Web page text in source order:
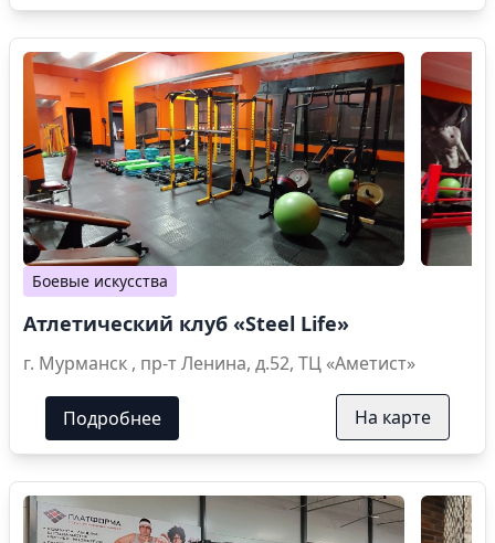
Боевые искусства
Атлетический клуб «Steel Life»
г. Мурманск , пр-т Ленина, д.52, ТЦ «Аметист»
Подробнее На карте